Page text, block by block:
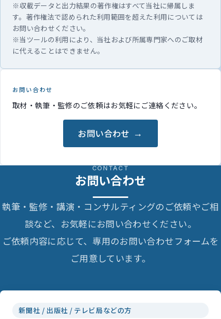
※収載データと出力結果の著作権はすべて当社に帰属しま
す。著作権法で認められた利用範囲を超えた利用については
お問い合わせください。
※当ツールの利用により、当社および所属専門家へのご取材
に代えることはできません。
お問い合わせ
取材・執筆・監修のご依頼はお気軽にご連絡ください。
お問い合わせ
CONTACT
お問い合わせ
執筆・監修・講演・コンサルティングのご依頼やご相
談など、お気軽にお問い合わせください。
ご依頼内容に応じて、専用のお問い合わせフォームを
ご用意しています。
新聞社 / 出版社 / テレビ局などの方